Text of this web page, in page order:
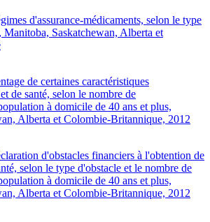
d'assurance-médicaments, selon le type
Manitoba, Saskatchewan, Alberta et
de certaines caractéristiques
de santé, selon le nombre de
à domicile de 40 ans et plus,
Alberta et Colombie-Britannique, 2012
d'obstacles financiers à l'obtention de
selon le type d'obstacle et le nombre de
à domicile de 40 ans et plus,
Alberta et Colombie-Britannique, 2012